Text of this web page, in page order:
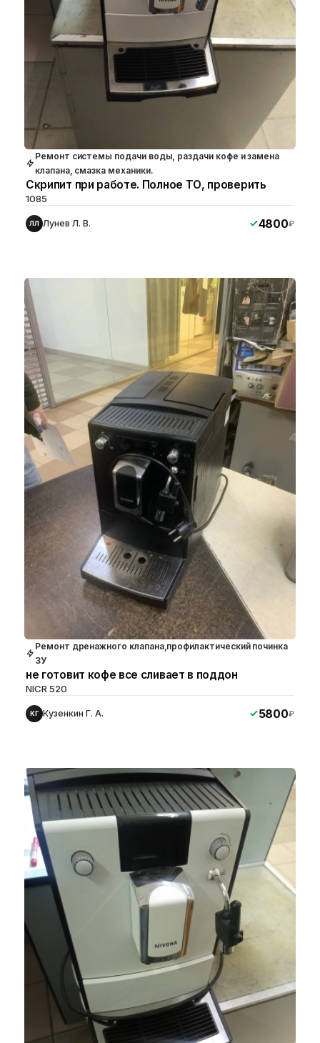
Ремонт системы подачи воды, раздачи кофе и замена
клапана, смазка механики.
Скрипит при работе. Полное ТО, проверить
1085
ЛЛ Лунев Л. В. 4800₽
Ремонт дренажного клапана,профилактический починка
ЗУ
не готовит кофе все сливает в поддон
NICR 520
КГ Кузенкин Г. А. 5800₽